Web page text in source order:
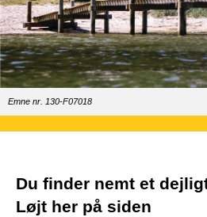
Emne nr. 130-F07018
Du finder nemt et
Løjt her på siden